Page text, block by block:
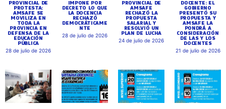
PROVINCIAL DE
PROTESTA:
AMSAFE SE
MOVILIZA EN
TODA LA
PROVINCIA EN
DEFENSA DE LA
EDUCACIÓN
PÚBLICA
28 de julio de 2026
IMPONE POR
DECRETO LO QUE
LA DOCENCIA
RECHAZÓ
DEMOCRÁTICAME
NTE
28 de julio de 2026
PROVINCIAL DE
AMSAFE
RECHAZÓ LA
PROPUESTA
SALARIAL Y
RESOLVIÓ UN
PLAN DE LUCHA
24 de julio de 2026
DOCENTE: EL
GOBIERNO
PRESENTÓ SU
PROPUESTA Y
AMSAFE LA
PONDRÁ A
CONSIDERACIÓN
DE LAS Y LOS
DOCENTES
21 de julio de 2026